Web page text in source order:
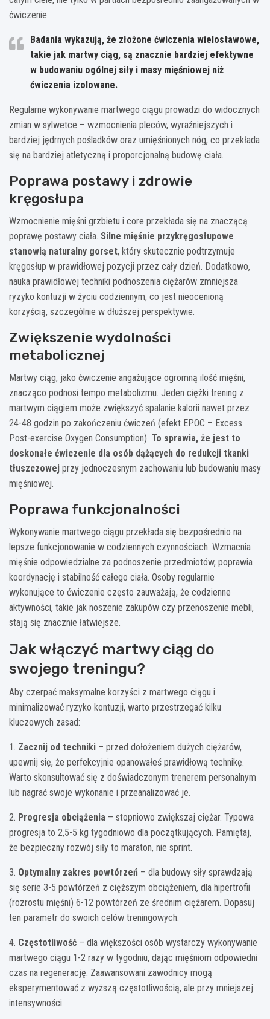
ćwiczenie.
Badania wykazują, że złożone ćwiczenia wielostawowe,
takie jak martwy ciąg, są znacznie bardziej efektywne
w budowaniu ogólnej siły i masy mięśniowej niż
ćwiczenia izolowane.
Regularne wykonywanie martwego ciągu prowadzi do widocznych
zmian w sylwetce – wzmocnienia pleców, wyraźniejszych i
bardziej jędrnych pośladków oraz umięśnionych nóg, co przekłada
się na bardziej atletyczną i proporcjonalną budowę ciała.
Poprawa postawy i zdrowie
kręgosłupa
Wzmocnienie mięśni grzbietu i core przekłada się na znaczącą
poprawę postawy ciała. Silne mięśnie przykręgosłupowe
stanowią naturalny gorset, który skutecznie podtrzymuje
kręgosłup w prawidłowej pozycji przez cały dzień. Dodatkowo,
nauka prawidłowej techniki podnoszenia ciężarów zmniejsza
ryzyko kontuzji w życiu codziennym, co jest nieocenioną
korzyścią, szczególnie w dłuższej perspektywie.
Zwiększenie wydolności
metabolicznej
Martwy ciąg, jako ćwiczenie angażujące ogromną ilość mięśni,
znacząco podnosi tempo metabolizmu. Jeden ciężki trening z
martwym ciągiem może zwiększyć spalanie kalorii nawet przez
24-48 godzin po zakończeniu ćwiczeń (efekt EPOC – Excess
Post-exercise Oxygen Consumption). To sprawia, że jest to
doskonałe ćwiczenie dla osób dążących do redukcji tkanki
tłuszczowej przy jednoczesnym zachowaniu lub budowaniu masy
mięśniowej.
Poprawa funkcjonalności
Wykonywanie martwego ciągu przekłada się bezpośrednio na
lepsze funkcjonowanie w codziennych czynnościach. Wzmacnia
mięśnie odpowiedzialne za podnoszenie przedmiotów, poprawia
koordynację i stabilność całego ciała. Osoby regularnie
wykonujące to ćwiczenie często zauważają, że codzienne
aktywności, takie jak noszenie zakupów czy przenoszenie mebli,
stają się znacznie łatwiejsze.
Jak włączyć martwy ciąg do
swojego treningu?
Aby czerpać maksymalne korzyści z martwego ciągu i
minimalizować ryzyko kontuzji, warto przestrzegać kilku
kluczowych zasad:
1. Zacznij od techniki – przed dołożeniem dużych ciężarów,
upewnij się, że perfekcyjnie opanowałeś prawidłową technikę.
Warto skonsultować się z doświadczonym trenerem personalnym
lub nagrać swoje wykonanie i przeanalizować je.
2. Progresja obciążenia – stopniowo zwiększaj ciężar. Typowa
progresja to 2,5-5 kg tygodniowo dla początkujących. Pamiętaj,
że bezpieczny rozwój siły to maraton, nie sprint.
3. Optymalny zakres powtórzeń – dla budowy siły sprawdzają
się serie 3-5 powtórzeń z cięższym obciążeniem, dla hipertrofii
(rozrostu mięśni) 6-12 powtórzeń ze średnim ciężarem. Dopasuj
ten parametr do swoich celów treningowych.
4. Częstotliwość – dla większości osób wystarczy wykonywanie
martwego ciągu 1-2 razy w tygodniu, dając mięśniom odpowiedni
czas na regenerację. Zaawansowani zawodnicy mogą
eksperymentować z wyższą częstotliwością, ale przy mniejszej
intensywności.